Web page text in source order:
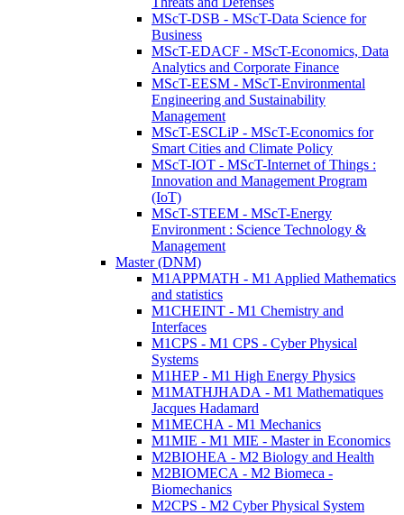
MScT-DSB - MScT-Data Science for
Business
MScT-EDACF - MScT-Economics, Data
Analytics and Corporate Finance
MScT-EESM - MScT-Environmental
Engineering and Sustainability
Management
MScT-ESCLiP - MScT-Economics for
Smart Cities and Climate Policy
MScT-IOT - MScT-Internet of Things :
Innovation and Management Program
(IoT)
MScT-STEEM - MScT-Energy
Environment : Science Technology &
Management
Master (DNM)
M1APPMATH - M1 Applied Mathematics
and statistics
M1CHEINT - M1 Chemistry and
Interfaces
M1CPS - M1 CPS - Cyber Physical
Systems
M1HEP - M1 High Energy Physics
M1MATHJHADA - M1 Mathematiques
Jacques Hadamard
M1MECHA - M1 Mechanics
M1MIE - M1 MIE - Master in Economics
M2BIOHEA - M2 Biology and Health
M2BIOMECA - M2 Biomeca -
Biomechanics
M2CPS - M2 Cyber Physical System